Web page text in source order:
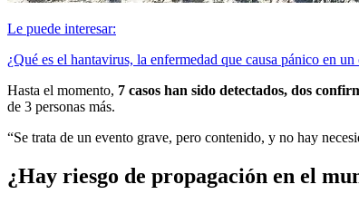
Le puede interesar:
¿Qué es el hantavirus, la enfermedad que causa pánico en
Hasta el momento, 7 casos han sido detectados, dos
de 3 personas más.
“Se trata de un evento grave, pero contenido, y no hay
¿Hay riesgo de propagación en el